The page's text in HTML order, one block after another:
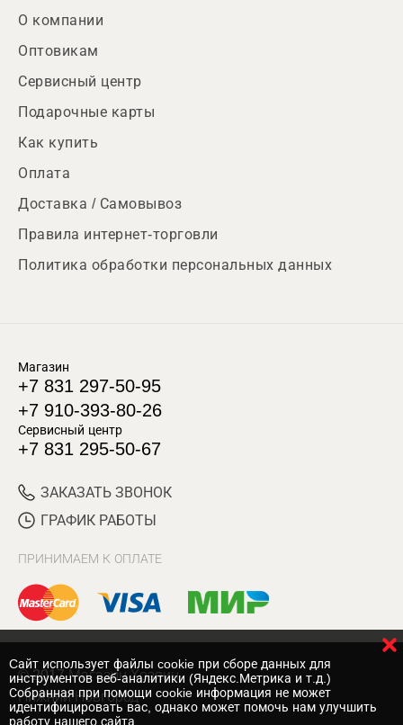
О компании
Оптовикам
Сервисный центр
Подарочные карты
Как купить
Оплата
Доставка / Самовывоз
Правила интернет-торговли
Политика обработки персональных данных
Магазин
+7 831 297-50-95
+7 910-393-80-26
Сервисный центр
+7 831 295-50-67
ЗАКАЗАТЬ ЗВОНОК
ГРАФИК РАБОТЫ
ПРИНИМАЕМ К ОПЛАТЕ
© 2017 Магазин Хозяин
Нижний Новгород
Cайт использует файлы cookie при сборе данных для
инструментов веб-аналитики (Яндекс.Метрика и т.д.)
Собранная при помощи cookie информация не может
идентифицировать вас, однако может помочь нам улучшить
работу нашего сайта.